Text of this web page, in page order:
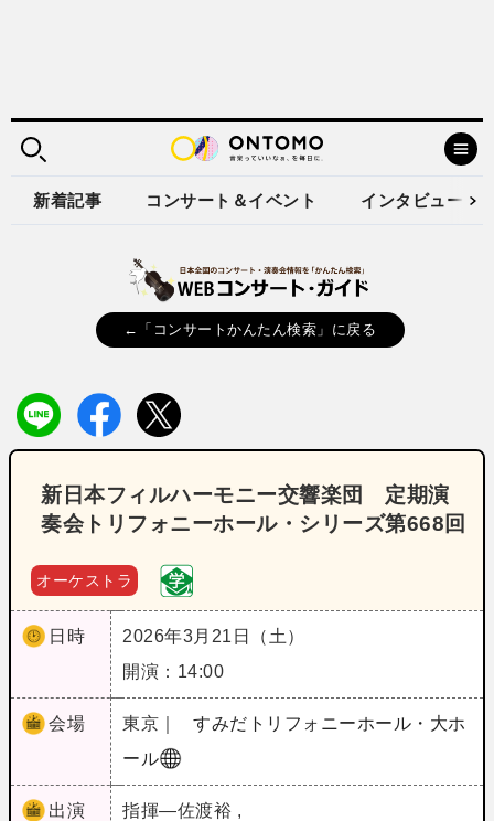
新着記事 コンサート＆イベント インタビュー
←「コンサートかんたん検索」に戻る
新日本フィルハーモニー交響楽団 定期演
奏会トリフォニーホール・シリーズ第668回
オーケストラ
日時
2026年3月21日（土）
開演：14:00
会場 東京｜
すみだトリフォニーホール・大ホ
ール
出演 指揮―佐渡裕 ,